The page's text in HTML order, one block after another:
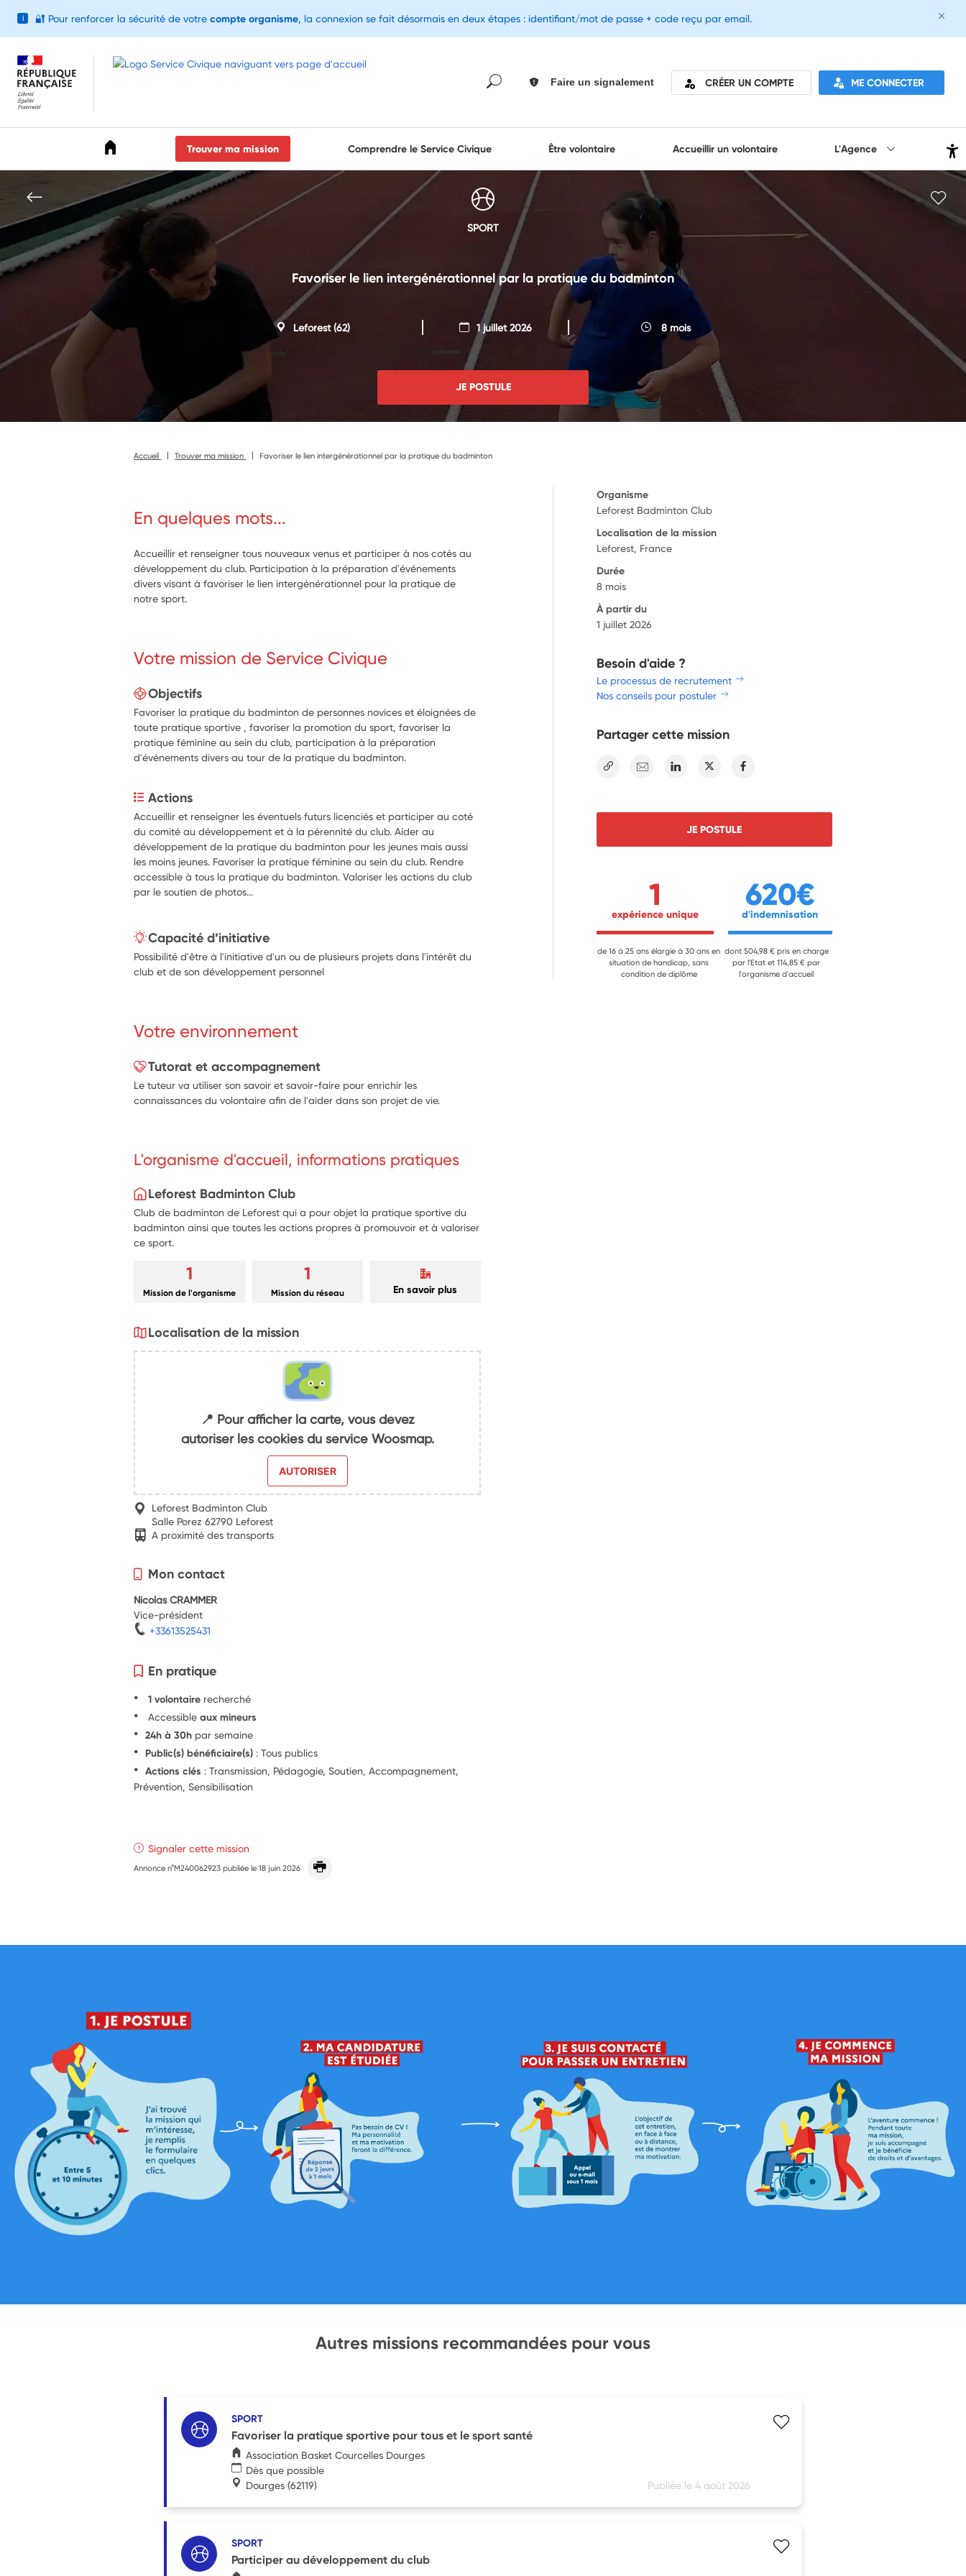
Faire un signalement CRÉER UN COMPTE ME CONNECTER
Trouver ma mission Comprendre le Service Civique Être volontaire Accueillir un volontaire L'Agence
SPORT
Favoriser le lien intergénérationnel par la pratique du badminton
Leforest(62) 1 juillet 2026 8 mois
JE POSTULE
Accueil Trouver ma mission Favoriser le lien intergénérationnel par la pratique du badminton
En quelques mots...
Accueillir et renseigner tous nouveaux venus et participer à nos cotés au
développement du club. Participation à la préparation d'événements
divers visant à favoriser le lien intergénérationnel pour la pratique de
notre sport.
Votre mission de Service Civique
Objectifs
Favoriser la pratique du badminton de personnes novices et éloignées de
toute pratique sportive , favoriser la promotion du sport, favoriser la
pratique féminine au sein du club, participation à la préparation
d'événements divers au tour de la pratique du badminton.
Actions
Accueillir et renseigner les éventuels futurs licenciés et participer au coté
du comité au développement et à la pérennité du club. Aider au
développement de la pratique du badminton pour les jeunes mais aussi
les moins jeunes. Favoriser la pratique féminine au sein du club. Rendre
accessible à tous la pratique du badminton. Valoriser les actions du club
par le soutien de photos...
Capacité d’initiative
Possibilité d'être à l'initiative d'un ou de plusieurs projets dans l'intérêt du
club et de son développement personnel
Votre environnement
Tutorat et accompagnement
Le tuteur va utiliser son savoir et savoir-faire pour enrichir les
connaissances du volontaire afin de l'aider dans son projet de vie.
L'organisme d'accueil, informations pratiques
Leforest Badminton Club
Club de badminton de Leforest qui a pour objet la pratique sportive du
badminton ainsi que toutes les actions propres à promouvoir et à valoriser
ce sport.
1
Mission de l'organisme
1
Mission du réseau En savoir plus
Localisation de la mission
📍 Pour afficher la carte, vous devez
autoriser les cookies du service Woosmap.
AUTORISER
Leforest Badminton Club
Salle Porez 62790 Leforest
A proximité des transports
Mon contact
Nicolas CRAMMER
Vice-président
+33613525431
En pratique
1 volontaire recherché
Accessibleaux mineurs
24h à 30h par semaine
Public(s) bénéficiaire(s) : Tous publics
Actions clés : Transmission, Pédagogie, Soutien, Accompagnement,
Prévention, Sensibilisation
Signaler cette mission
Annonce n°M240062923 publiée le18 juin 2026
Organisme
Leforest Badminton Club
Localisation de la mission
Leforest, France
Durée
8 mois
À partir du
1 juillet 2026
Besoin d'aide ?
Le processus de recrutement
Nos conseils pour postuler
Partager cette mission
E-mail Linkedin Twitter
JE POSTULE
1
expérience unique
de 16 à 25 ans élargie à 30 ans en
situation de handicap, sans
condition de diplôme
620€
d'indemnisation
dont 504,98 € pris en charge
par l'Etat et 114,85 € par
l'organisme d'accueil
Autres missions recommandées pour vous
SPORT
Favoriser la pratique sportive pour tous et le sport santé
Association Basket Courcelles Dourges
Dès que possible
Dourges (62119) Publiée le 4 août 2026
SPORT
Participer au développement du club
i 🔐 Pour renforcer la sécurité de votre compte organisme, la connexion se fait désormais en deux étapes : identifiant/mot de passe + code reçu par email.